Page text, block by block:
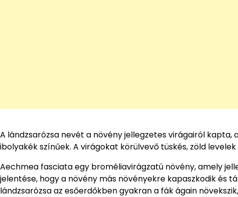
A lándzsarózsa nevét a növény jellegzetes virágairól kapta,
ibolyakék színűek. A virágokat körülvevő tüskés, zöld
Aechmea fasciata egy broméliavirágzatú növény, amely
jelentése, hogy a növény más növényekre kapaszkodik és
lándzsarózsa az esőerdőkben gyakran a fák ágain